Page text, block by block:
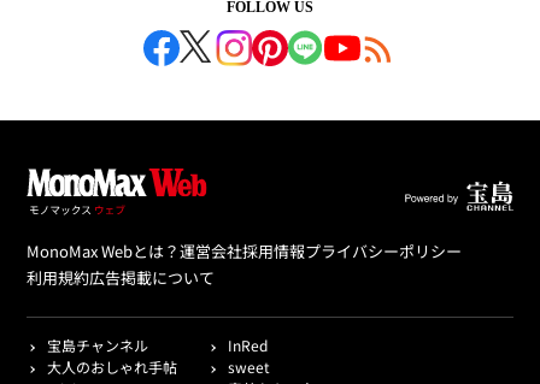
FOLLOW US
MonoMax Webとは？運営会社採用情報プライバシーポリシー
利用規約広告掲載について
宝島チャンネル
InRed
大人のおしゃれ手帖
sweet